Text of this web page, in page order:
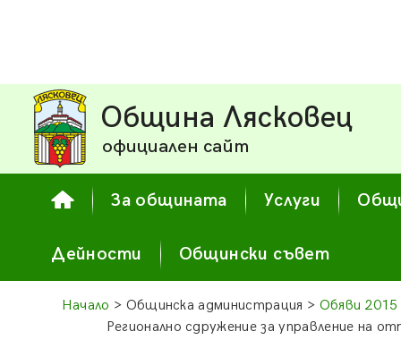
Община Лясковец
официален сайт
За общината Услуги
Дейности Общински съвет
Начало > Общинска администрация > Обяви 2015
Регионално сдружение за управление на